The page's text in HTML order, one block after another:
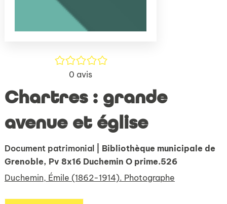
/5
0 avis
Chartres : grande
avenue et église
Document patrimonial
| Bibliothèque municipale de
Grenoble, Pv 8x16 Duchemin O prime.526
Duchemin, Émile (1862-1914). Photographe